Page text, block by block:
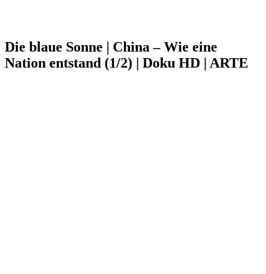
Die blaue Sonne | China – Wie eine
Nation entstand (1/2) | Doku HD | ARTE